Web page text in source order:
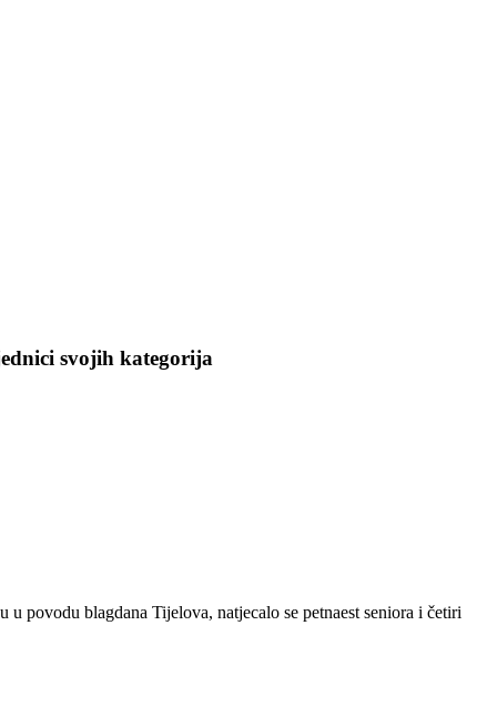
svojih kategorija
povodu blagdana Tijelova, natjecalo se petnaest seniora i četiri